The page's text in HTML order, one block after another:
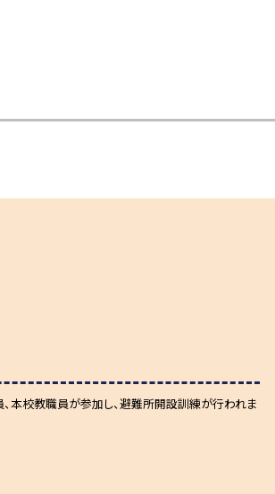
、本校教職員が参加し、避難所開設訓練が行われま